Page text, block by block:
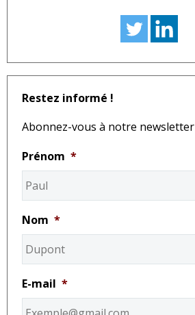
Restez informé !
Abonnez-vous à notre newsletter
Prénom *
Nom *
E-mail *